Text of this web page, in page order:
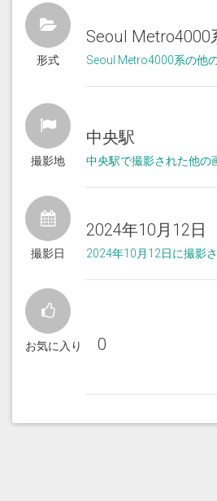
形式
Seoul Metro4000
Seoul Metro4000系の他
撮影地
中央駅
中央駅で撮影された他の
撮影日
2024年10月12日
2024年10月12日に撮影
お気に入り 0